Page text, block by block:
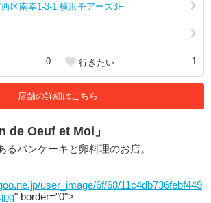
区南幸1-3-1 横浜モアーズ3F
0 行きたい 1
店舗の詳細はこちら
de Oeuf et Moi」
るパンケーキと卵料理のお店。
user_image/6f/68/11c4db736febf449
" border="0">